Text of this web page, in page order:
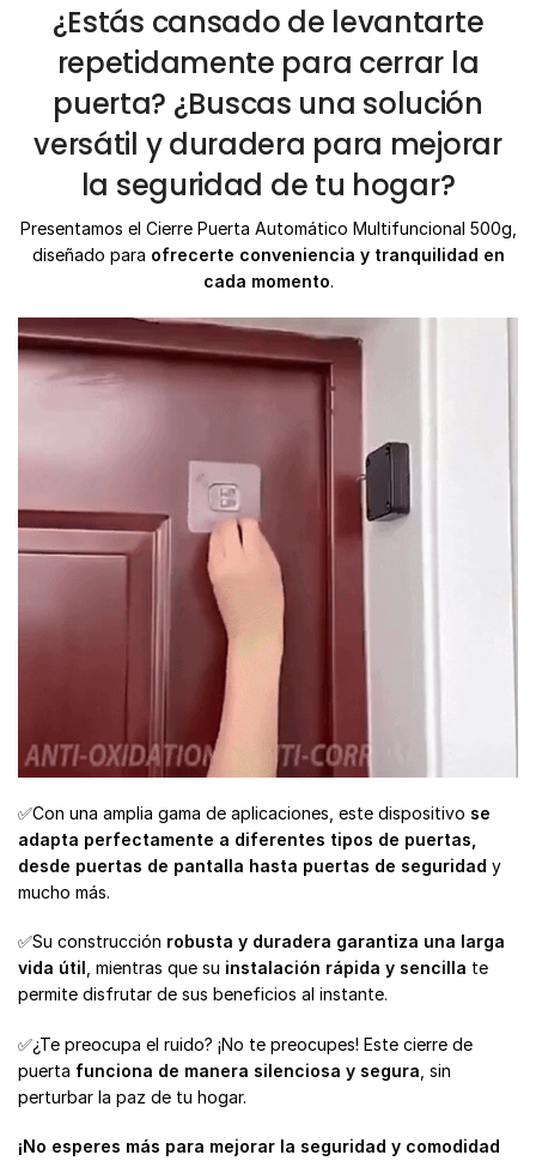
¿Estás cansado de levantarte
repetidamente para cerrar la
puerta? ¿Buscas una solución
versátil y duradera para mejorar
la seguridad de tu hogar?
Presentamos el Cierre Puerta Automático Multifuncional 500g,
diseñado para ofrecerte conveniencia y tranquilidad en
cada momento.
✅Con una amplia gama de aplicaciones, este dispositivo se
adapta perfectamente a diferentes tipos de puertas,
desde puertas de pantalla hasta puertas de seguridad y
mucho más.
✅Su construcción robusta y duradera garantiza una larga
vida útil , mientras que su instalación rápida y sencilla te
permite disfrutar de sus beneficios al instante.
✅¿Te preocupa el ruido? ¡No te preocupes! Este cierre de
puerta funciona de manera silenciosa y segura , sin
perturbar la paz de tu hogar.
¡No esperes más para mejorar la seguridad y comodidad